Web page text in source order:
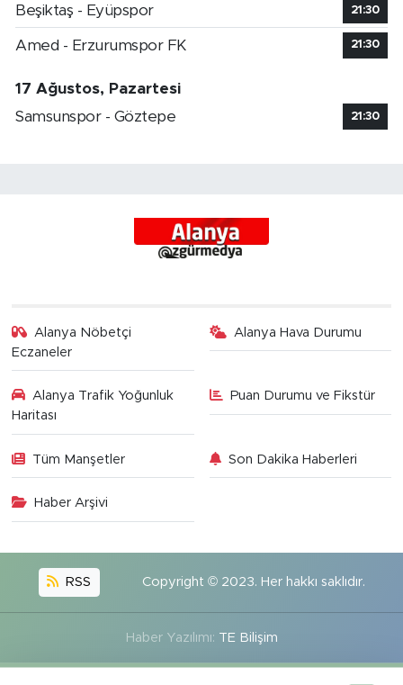
Beşiktaş - Eyüpspor 21:30
Amed - Erzurumspor FK 21:30
17 Ağustos, Pazartesi
Samsunspor - Göztepe
21:30
Alanya Nöbetçi
Eczaneler
Alanya Hava Durumu
Alanya Trafik Yoğunluk
Haritası
Puan Durumu ve Fikstür
Tüm Manşetler Son Dakika Haberleri
Haber Arşivi
RSS Copyright © 2023. Her hakkı saklıdır.
Haber Yazılımı: TE Bilişim